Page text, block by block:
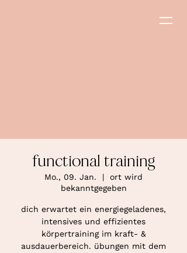
functional training
Mo., 09. Jan.
  |
ort wird
bekanntgegeben
dich erwartet ein energiegeladenes,
intensives und effizientes
körpertraining im kraft- &
ausdauerbereich. übungen mit dem